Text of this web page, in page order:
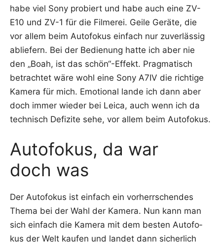
habe viel Sony pro­biert und habe auch eine ZV-
E10 und ZV-1 für die Fil­me­rei. Gei­le Gerä­te, die
vor allem beim Auto­fo­kus ein­fach nur zuver­läs­sig
ablie­fern. Bei der Bedie­nung hat­te ich aber nie
den „Boah, ist das schön“-Effekt. Prag­ma­tisch
betrach­tet wäre wohl eine Sony A7IV die rich­ti­ge
Kame­ra für mich. Emo­tio­nal lan­de ich dann aber
doch immer wie­der bei Lei­ca, auch wenn ich da
tech­nisch Defi­zi­te sehe, vor allem beim Autofokus.
Autofokus, da war
doch was
Der Auto­fo­kus ist ein­fach ein vor­herr­schen­des
The­ma bei der Wahl der Kame­ra. Nun kann man
sich ein­fach die Kame­ra mit dem bes­ten Auto­fo­
kus der Welt kau­fen und lan­det dann sicher­lich